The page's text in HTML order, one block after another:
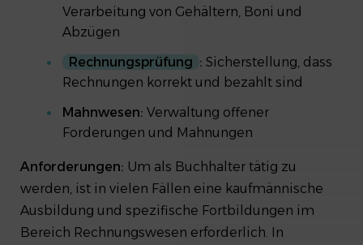
Verarbeitung von Gehältern, Boni und
Abzügen
Rechnungsprüfung : Sicherstellung, dass
Rechnungen korrekt und bezahlt sind
Mahnwesen: Verwaltung offener
Forderungen und Mahnungen
Anforderungen: Um als Buchhalter tätig zu
werden, ist in vielen Fällen eine kaufmännische
Ausbildung und spezifische Fortbildungen im
Bereich Rechnungswesen erforderlich. In